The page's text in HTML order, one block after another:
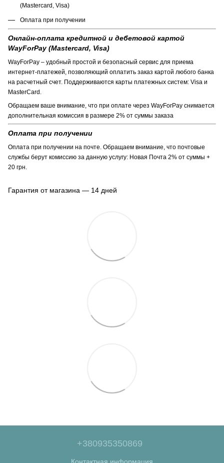
(Mastercard, Visa)
Оплата при получении
Онлайн-оплата кредитной и дебетовой картой
WayForPay (Mastercard, Visa)
WayForPay – удобный простой и безопасный сервис для приема
интернет-платежей, позволяющий оплатить заказ картой любого банка
на расчетный счет. Поддерживаются карты платежных систем: Visa и
MasterCard.
Обращаем ваше внимание, что при оплате через WayForPay снимается
дополнительная комиссия в размере 2% от суммы заказа
Оплата при получении
Оплата при получении на почте. Обращаем внимание, что почтовые
службы берут комиссию за данную услугу: Новая Почта 2% от суммы +
20 грн.
Гарантия от магазина — 14 дней
+380935350869